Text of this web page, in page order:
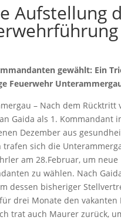
Aufstellung
gewählt: Ein
Feuerwehr
– Nach dem Rücktritt
Gaida als 1. Kommandant
Dezember aus
trafen sich die
am 28.Februar, um neue
zu wählen. Nach
dessen bisheriger
drei Monate den vakanten
trat auch Maurer zurück,